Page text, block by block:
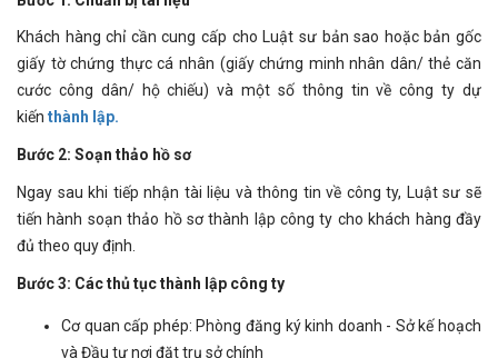
Khách hàng chỉ cần cung cấp cho Luật sư bản sao hoặc bản gốc
giấy tờ chứng thực cá nhân (giấy chứng minh nhân dân/ thẻ căn
cước công dân/ hộ chiếu) và một số thông tin về công ty dự
kiến thành lập.
Bước 2: Soạn thảo hồ sơ
Ngay sau khi tiếp nhận tài liệu và thông tin về công ty, Luật sư sẽ
tiến hành soạn thảo hồ sơ thành lập công ty cho khách hàng đầy
đủ theo quy định.
Bước 3: Các thủ tục thành lập công ty
Cơ quan cấp phép: Phòng đăng ký kinh doanh - Sở kế hoạch
và Đầu tư nơi đặt trụ sở chính